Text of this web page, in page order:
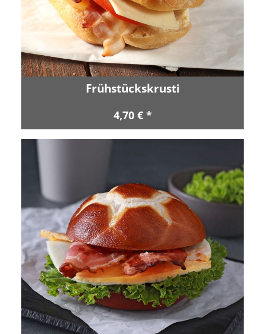
Frühstückskrusti
4,70 € *